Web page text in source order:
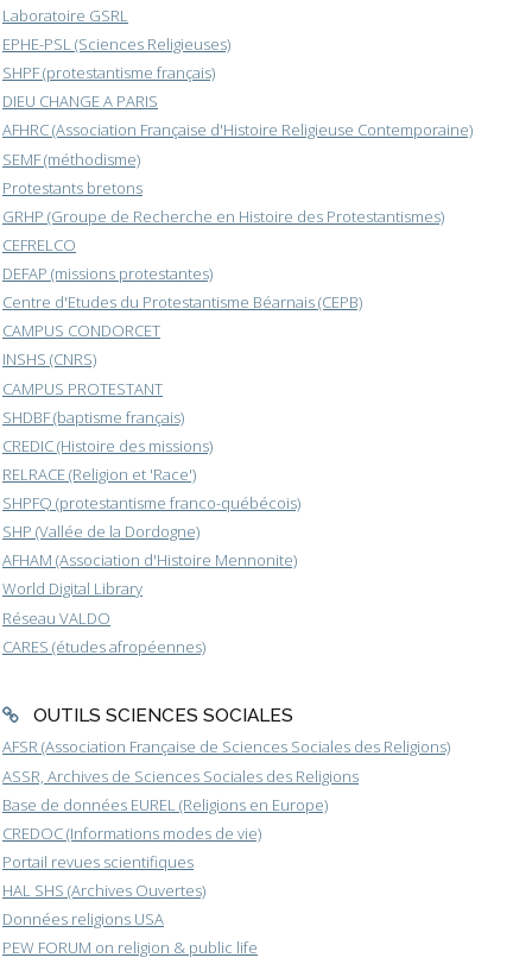
Laboratoire GSRL
EPHE-PSL (Sciences Religieuses)
SHPF (protestantisme français)
DIEU CHANGE A PARIS
AFHRC (Association Française d'Histoire Religieuse Contemporaine)
SEMF (méthodisme)
Protestants bretons
GRHP (Groupe de Recherche en Histoire des Protestantismes)
CEFRELCO
DEFAP (missions protestantes)
Centre d'Etudes du Protestantisme Béarnais (CEPB)
CAMPUS CONDORCET
INSHS (CNRS)
CAMPUS PROTESTANT
SHDBF (baptisme français)
CREDIC (Histoire des missions)
RELRACE (Religion et 'Race')
SHPFQ (protestantisme franco-québécois)
SHP (Vallée de la Dordogne)
AFHAM (Association d'Histoire Mennonite)
World Digital Library
Réseau VALDO
CARES (études afropéennes)
OUTILS SCIENCES SOCIALES
AFSR (Association Française de Sciences Sociales des Religions)
ASSR, Archives de Sciences Sociales des Religions
Base de données EUREL (Religions en Europe)
CREDOC (Informations modes de vie)
Portail revues scientifiques
HAL SHS (Archives Ouvertes)
Données religions USA
PEW FORUM on religion & public life